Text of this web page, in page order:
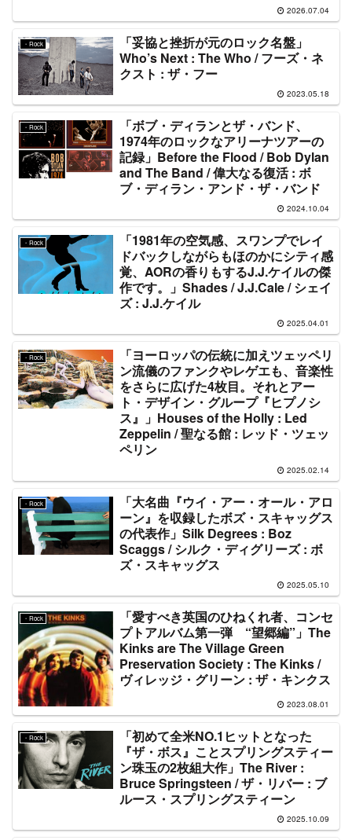
2026.07.04
・Rock
「妥協と挫折が元のロック名盤」
Who’s Next : The Who / フーズ・ネ
クスト : ザ・フー
2023.05.18
・Rock
「ボブ・ディランとザ・バンド、
1974年のロックなアリーナツアーの
記録」Before the Flood / Bob Dylan
and The Band / 偉大なる復活 : ボ
ブ・ディラン・アンド・ザ・バンド
2024.10.04
・Rock
「1981年の空気感、スワンプでレイ
ドバックしながらもほのかにシティ感
覚、AORの香りもするJ.J.ケイルの傑
作です。」Shades / J.J.Cale / シェイ
ズ : J.J.ケイル
2025.04.01
・Rock
「ヨーロッパの伝統に加えツェッペリ
ン流儀のファンクやレゲエも、音楽性
をさらに広げた4枚目。それとアー
ト・デザイン・グループ『ヒプノシ
ス』」Houses of the Holly : Led
Zeppelin / 聖なる館 : レッド・ツェッ
ペリン
2025.02.14
・Rock
「大名曲『ウイ・アー・オール・アロ
ーン』を収録したボズ・スキャッグス
の代表作」Silk Degrees : Boz
Scaggs / シルク・ディグリーズ : ボ
ズ・スキャッグス
2025.05.10
・Rock
「愛すべき英国のひねくれ者、コンセ
プトアルバム第一弾 “望郷編”」The
Kinks are The Village Green
Preservation Society : The Kinks /
ヴィレッジ・グリーン : ザ・キンクス
2023.08.01
・Rock
「初めて全米NO.1ヒットとなった
『ザ・ボス』ことスプリングスティー
ン珠玉の2枚組大作」The River :
Bruce Springsteen / ザ・リバー : ブ
ルース・スプリングスティーン
2025.10.09